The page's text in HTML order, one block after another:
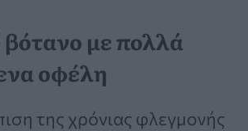
με πολλά
οφέλη
της χρόνιας φλεγμονής